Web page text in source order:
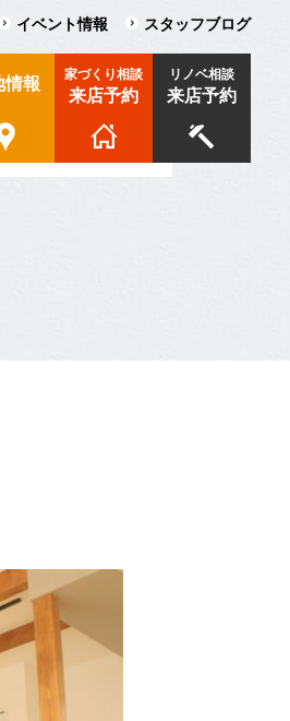
報 家づくり相談
来店予約
リノベ相談
来店予約
イベント情報 スタッフブログ